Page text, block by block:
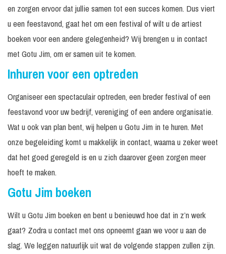
en zorgen ervoor dat jullie samen tot een succes komen. Dus viert
u een feestavond, gaat het om een festival of wilt u de artiest
boeken voor een andere gelegenheid? Wij brengen u in contact
met Gotu Jim, om er samen uit te komen.
Inhuren voor een optreden
Organiseer een spectaculair optreden, een breder festival of een
feestavond voor uw bedrijf, vereniging of een andere organisatie.
Wat u ook van plan bent, wij helpen u Gotu Jim in te huren. Met
onze begeleiding komt u makkelijk in contact, waarna u zeker weet
dat het goed geregeld is en u zich daarover geen zorgen meer
hoeft te maken.
Gotu Jim boeken
Wilt u Gotu Jim boeken en bent u benieuwd hoe dat in z’n werk
gaat? Zodra u contact met ons opneemt gaan we voor u aan de
slag. We leggen natuurlijk uit wat de volgende stappen zullen zijn.